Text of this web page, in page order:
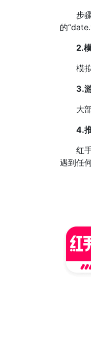
步骤4
的
2.模
模拟
3.游
大部
4.推
红手
遇到任